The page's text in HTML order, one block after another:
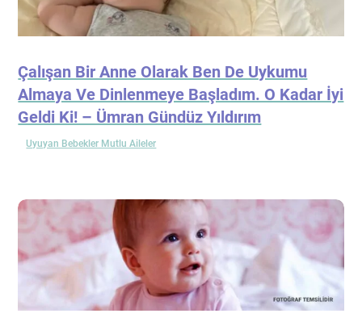
Çalışan Bir Anne Olarak Ben De Uykumu
Almaya Ve Dinlenmeye Başladım. O Kadar İyi
Geldi Ki! – Ümran Gündüz Yıldırım
Uyuyan Bebekler Mutlu Aileler